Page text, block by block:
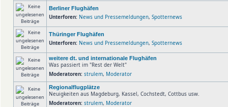
Berliner Flughäfen
Unterforen: News und Pressemeldungen, Spotternews
Thüringer Flughäfen
Unterforen: News und Pressemeldungen, Spotternews
weitere dt. und internationale Flughäfen
Was passiert im "Rest der Welt"
Moderatoren: strulem, Moderator
Regionalflugplätze
Neuigkeiten aus Magdeburg, Kassel, Cochstedt, Cottbus usw.
Moderatoren: strulem, Moderator